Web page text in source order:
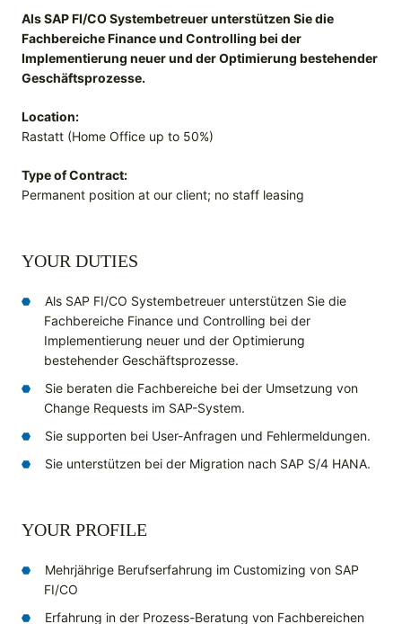
Als SAP FI/CO Systembetreuer unterstützen Sie die
Fachbereiche Finance und Controlling bei der
Implementierung neuer und der Optimierung bestehender
Geschäftsprozesse.
Location:
Rastatt (Home Office up to 50%)
Type of Contract:
Permanent position at our client; no staff leasing
YOUR DUTIES
Als SAP FI/CO Systembetreuer unterstützen Sie die
Fachbereiche Finance und Controlling bei der
Implementierung neuer und der Optimierung
bestehender Geschäftsprozesse.
Sie beraten die Fachbereiche bei der Umsetzung von
Change Requests im SAP-System.
Sie supporten bei User-Anfragen und Fehlermeldungen.
Sie unterstützen bei der Migration nach SAP S/4 HANA.
YOUR PROFILE
Mehrjährige Berufserfahrung im Customizing von SAP
FI/CO
Erfahrung in der Prozess-Beratung von Fachbereichen